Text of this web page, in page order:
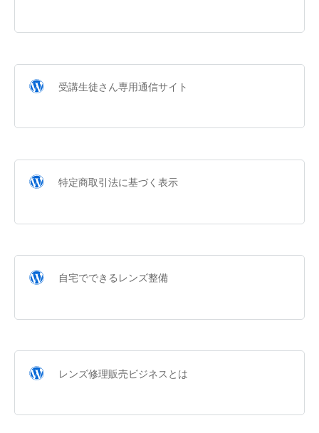
受講生徒さん専用通信サイト
特定商取引法に基づく表示
自宅でできるレンズ整備
レンズ修理販売ビジネスとは